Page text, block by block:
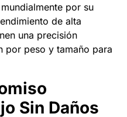
por su
de alta
una precisión
por peso y tamaño para
Sin Daños